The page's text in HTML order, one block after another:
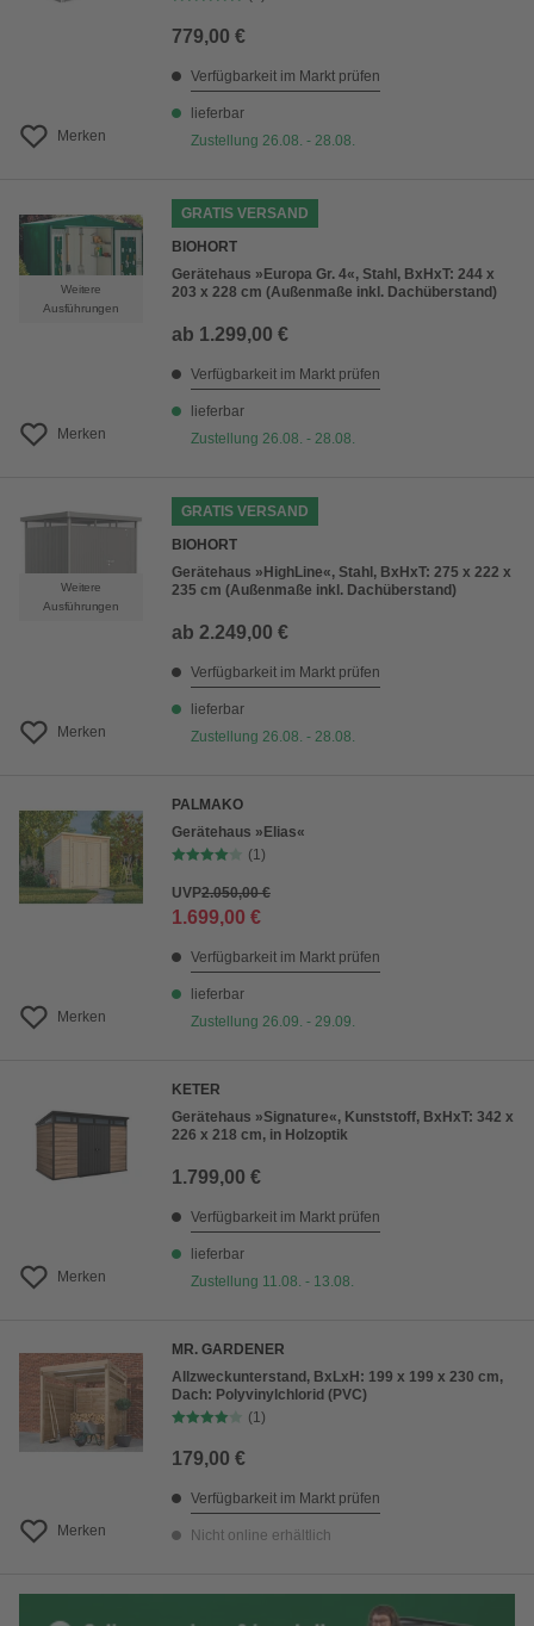
Merken
779,00 €
Verfügbarkeit im Markt prüfen
lieferbar
Zustellung 26.08. - 28.08.
Weitere
Ausführungen
Merken
GRATIS VERSAND
BIOHORT
Gerätehaus »Europa Gr. 4«, Stahl, BxHxT: 244 x
203 x 228 cm (Außenmaße inkl. Dachüberstand)
ab 1.299,00 €
Verfügbarkeit im Markt prüfen
lieferbar
Zustellung 26.08. - 28.08.
Weitere
Ausführungen
Merken
GRATIS VERSAND
BIOHORT
Gerätehaus »HighLine«, Stahl, BxHxT: 275 x 222 x
235 cm (Außenmaße inkl. Dachüberstand)
ab 2.249,00 €
Verfügbarkeit im Markt prüfen
lieferbar
Zustellung 26.08. - 28.08.
Merken
PALMAKO
Gerätehaus »Elias«
(1)
UVP2.050,00 €
1.699,00 €
Verfügbarkeit im Markt prüfen
lieferbar
Zustellung 26.09. - 29.09.
Merken
KETER
Gerätehaus »Signature«, Kunststoff, BxHxT: 342 x
226 x 218 cm, in Holzoptik
1.799,00 €
Verfügbarkeit im Markt prüfen
lieferbar
Zustellung 11.08. - 13.08.
Merken
MR. GARDENER
Allzweckunterstand, BxLxH: 199 x 199 x 230 cm,
Dach: Polyvinylchlorid (PVC)
(1)
179,00 €
Verfügbarkeit im Markt prüfen
Nicht online erhältlich